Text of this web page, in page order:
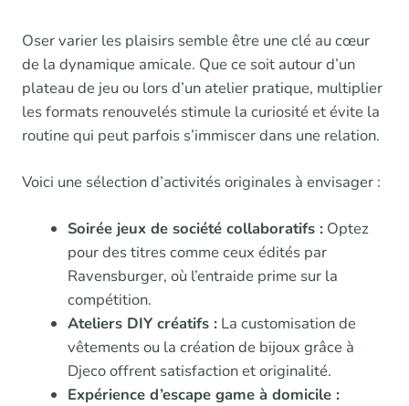
Oser varier les plaisirs semble être une clé au cœur
de la dynamique amicale. Que ce soit autour d’un
plateau de jeu ou lors d’un atelier pratique, multiplier
les formats renouvelés stimule la curiosité et évite la
routine qui peut parfois s’immiscer dans une relation.
Voici une sélection d’activités originales à envisager :
Soirée jeux de société collaboratifs :Optez
pour des titres comme ceux édités par
Ravensburger, où l’entraide prime sur la
compétition.
Ateliers DIY créatifs :La customisation de
vêtements ou la création de bijoux grâce à
Djeco offrent satisfaction et originalité.
Expérience d’escape game à domicile :